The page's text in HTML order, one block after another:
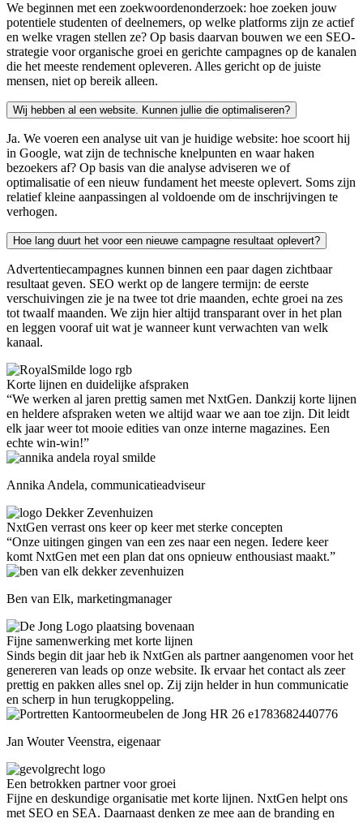
We beginnen met een zoekwoordenonderzoek: hoe zoeken jouw
potentiele studenten of deelnemers, op welke platforms zijn ze actief
en welke vragen stellen ze? Op basis daarvan bouwen we een SEO-
strategie voor organische groei en gerichte campagnes op de kanalen
die het meeste rendement opleveren. Alles gericht op de juiste
mensen, niet op bereik alleen.
Wij hebben al een website. Kunnen jullie die optimaliseren?
Ja. We voeren een analyse uit van je huidige website: hoe scoort hij
in Google, wat zijn de technische knelpunten en waar haken
bezoekers af? Op basis van die analyse adviseren we of
optimalisatie of een nieuw fundament het meeste oplevert. Soms zijn
relatief kleine aanpassingen al voldoende om de inschrijvingen te
verhogen.
Hoe lang duurt het voor een nieuwe campagne resultaat oplevert?
Advertentiecampagnes kunnen binnen een paar dagen zichtbaar
resultaat geven. SEO werkt op de langere termijn: de eerste
verschuivingen zie je na twee tot drie maanden, echte groei na zes
tot twaalf maanden. We zijn hier altijd transparant over in het plan
en leggen vooraf uit wat je wanneer kunt verwachten van welk
kanaal.
Korte lijnen en duidelijke afspraken
“We werken al jaren prettig samen met NxtGen. Dankzij korte lijnen
en heldere afspraken weten we altijd waar we aan toe zijn. Dit leidt
elk jaar weer tot mooie edities van onze interne magazines. Een
echte win-win!”
Annika Andela, communicatieadviseur
NxtGen verrast ons keer op keer met sterke concepten
“Onze uitingen gingen van een zes naar een negen. Iedere keer
komt NxtGen met een plan dat ons opnieuw enthousiast maakt.”
Ben van Elk, marketingmanager
Fijne samenwerking met korte lijnen
Sinds begin dit jaar heb ik NxtGen als partner aangenomen voor het
genereren van leads op onze website. Ik ervaar het contact als zeer
prettig en pakken alles snel op. Zij zijn helder in hun communicatie
en scherp in hun terugkoppeling.
Jan Wouter Veenstra, eigenaar
Een betrokken partner voor groei
Fijne en deskundige organisatie met korte lijnen. NxtGen helpt ons
met SEO en SEA. Daarnaast denken ze mee aan de branding en